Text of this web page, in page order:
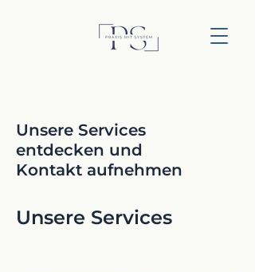
Unsere Services
entdecken und
Kontakt aufnehmen
Unsere Services